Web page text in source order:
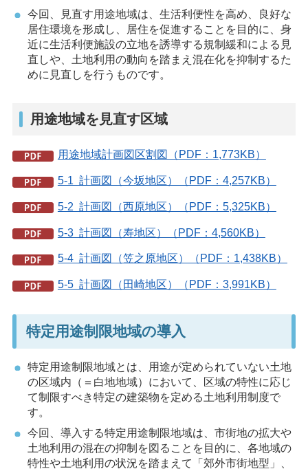
今回、見直す用途地域は、生活利便性を高め、良好な
居住環境を形成し、居住を促進することを目的に、身
近に生活利便施設の立地を誘導する規制緩和による見
直しや、土地利用の動向を踏まえ混在化を抑制するた
めに見直しを行うものです。
用途地域を見直す区域
用途地域計画図区割図（PDF：1,773KB）
5-1 計画図（今坂地区）（PDF：4,257KB）
5-2 計画図（西原地区）（PDF：5,325KB）
5-3 計画図（寿地区）（PDF：4,560KB）
5-4 計画図（笠之原地区）（PDF：1,438KB）
5-5 計画図（田崎地区）（PDF：3,991KB）
特定用途制限地域の導入
特定用途制限地域とは、用途が定められていない土地
の区域内（＝白地地域）において、区域の特性に応じ
て制限すべき特定の建築物を定める土地利用制度で
す。
今回、導入する特定用途制限地域は、市街地の拡大や
土地利用の混在の抑制を図ることを目的に、各地域の
特性や土地利用の状況を踏まえて「郊外市街地型」、